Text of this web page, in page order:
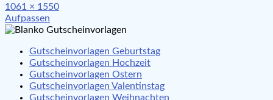
Full
size
1061 × 1550
Beitragsnavigation
Aufpassen
Gutscheinvorlagen Geburtstag
Gutscheinvorlagen Hochzeit
Gutscheinvorlagen Ostern
Gutscheinvorlagen Valentinstag
Gutscheinvorlagen Weihnachten